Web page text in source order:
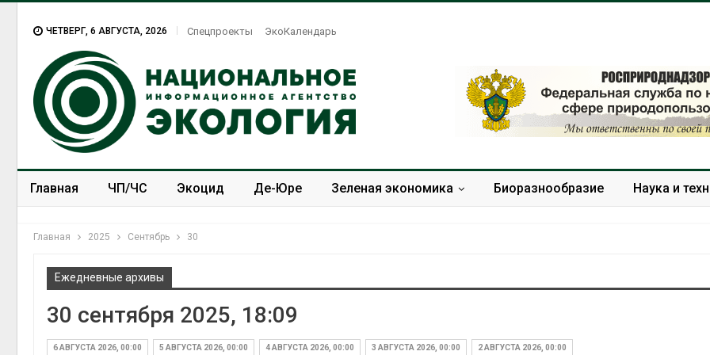
ЧЕТВЕРГ, 6 АВГУСТА, 2026 Спецпроекты ЭкоКалендарь
Главная ЧП/ЧС Экоцид Де-Юре Зеленая экономика Биоразнообразие Наука и
Главная 2025 Сентябрь 30
Ежедневные архивы
30 сентября 2025, 18:09
6 АВГУСТА 2026, 00:00 5 АВГУСТА 2026, 00:00 4 АВГУСТА 2026, 00:00 3 АВГУСТА 2026, 00:00 2 АВГУСТА 2026, 00:00
по всему миру